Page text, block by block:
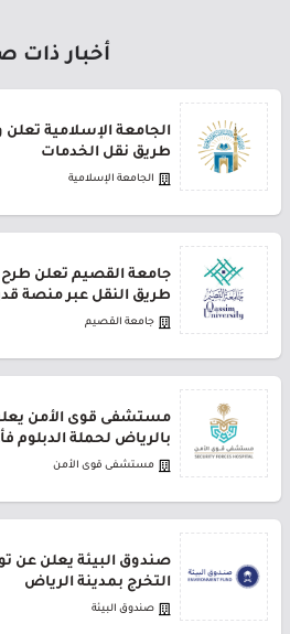
أخبار ذات
الجامعة الإسلامية
طريق نقل الخدمات
الجامعة الإسلامية
طريق النقل عبر منصة
جامعة القصيم
مستشفى قوى الأمن
بالرياض لحملة الدبلوم
مستشفى قوى الأمن
صندوق البيئة يعلن عن
التخرج بمدينة الرياض
صندوق البيئة